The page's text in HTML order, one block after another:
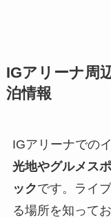
IGアリーナ周
泊情報
IGアリーナでの
光地やグルメス
ックです。ライ
る場所を知って